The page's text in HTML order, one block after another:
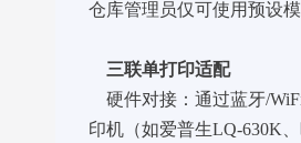
仓库管理员仅可使用预设模
三联单打印适配
硬件对接：通过蓝牙/
印机（如爱普生LQ-630K、